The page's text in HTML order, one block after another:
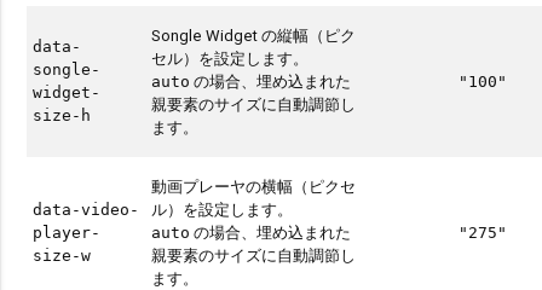
data-
songle-
widget-
size-h
Songle Widget の縦幅（ピク
セル）を設定します。
auto の場合、埋め込まれた
親要素のサイズに自動調節し
ます。
"100"
data-video-
player-
size-w
動画プレーヤの横幅（ピクセ
ル）を設定します。
auto の場合、埋め込まれた
親要素のサイズに自動調節し
ます。
"275"